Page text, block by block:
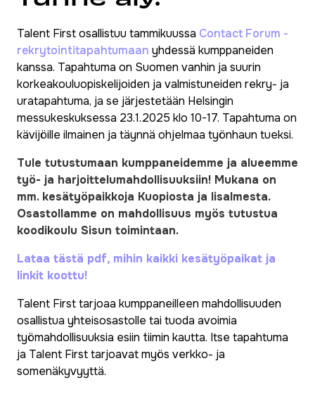
Talent First osallistuu tammikuussa Contact Forum -
rekrytointitapahtumaan yhdessä kumppaneiden
kanssa. Tapahtuma on Suomen vanhin ja suurin
korkeakouluopiskelijoiden ja valmistuneiden rekry- ja
uratapahtuma, ja se järjestetään Helsingin
messukeskuksessa 23.1.2025 klo 10-17. Tapahtuma on
kävijöille ilmainen ja täynnä ohjelmaa työnhaun tueksi.
Tule tutustumaan kumppaneidemme ja alueemme
työ- ja harjoittelumahdollisuuksiin! Mukana on
mm. kesätyöpaikkoja Kuopiosta ja Iisalmesta.
Osastollamme on mahdollisuus myös tutustua
koodikoulu Sisun toimintaan.
Lataa tästä pdf, mihin kaikki kesätyöpaikat ja
linkit koottu!
Talent First tarjoaa kumppaneilleen mahdollisuuden
osallistua yhteisosastolle tai tuoda avoimia
työmahdollisuuksia esiin tiimin kautta. Itse tapahtuma
ja Talent First tarjoavat myös verkko- ja
somenäkyvyyttä.